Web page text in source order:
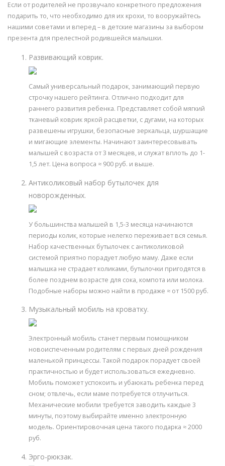
Если от родителей не прозвучало конкретного предложения
подарить то, что необходимо для их крохи, то вооружайтесь
нашими советами и вперед – в детские магазины за выбором
презента для прелестной родившейся малышки.
Развивающий коврик.
Самый универсальный подарок, занимающий первую
строчку нашего рейтинга. Отлично подходит для
раннего развития ребенка. Представляет собой мягкий
тканевый коврик яркой расцветки, с дугами, на которых
развешены игрушки, безопасные зеркальца, шуршащие
и мигающие элементы. Начинают заинтересовывать
малышей с возраста от 3 месяцев, и служат вплоть до 1-
1,5 лет. Цена вопроса ≈ 900 руб. и выше.
Антиколиковый набор бутылочек для
новорожденных.
У большинства малышей в 1,5-3 месяца начинаются
периоды колик, которые нелегко переживает вся семья.
Набор качественных бутылочек с антиколиковой
системой приятно порадует любую маму. Даже если
малышка не страдает коликами, бутылочки пригодятся в
более позднем возрасте для сока, компота или молока.
Подобные наборы можно найти в продаже ≈ от 1500 руб.
Музыкальный мобиль на кроватку.
Электронный мобиль станет первым помощником
новоиспеченным родителям с первых дней рождения
маленькой принцессы. Такой подарок порадует своей
практичностью и будет использоваться ежедневно.
Мобиль поможет успокоить и убаюкать ребенка перед
сном; отвлечь, если маме потребуется отлучиться.
Механические мобили требуется заводить каждые 3
минуты, поэтому выбирайте именно электронную
модель. Ориентировочная цена такого подарка ≈ 2000
руб.
Эрго-рюкзак.